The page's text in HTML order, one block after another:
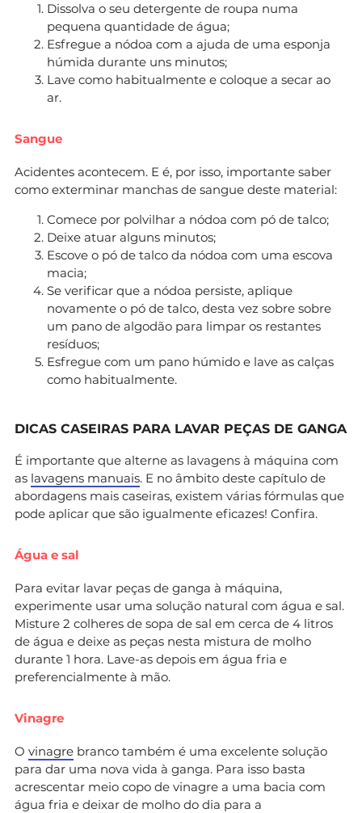
Dissolva o seu detergente de roupa numa
pequena quantidade de água;
Esfregue a nódoa com a ajuda de uma esponja
húmida durante uns minutos;
Lave como habitualmente e coloque a secar ao
ar.
Sangue
Acidentes acontecem. E é, por isso, importante saber
como exterminar manchas de sangue deste material:
Comece por polvilhar a nódoa com pó de talco;
Deixe atuar alguns minutos;
Escove o pó de talco da nódoa com uma escova
macia;
Se verificar que a nódoa persiste, aplique
novamente o pó de talco, desta vez sobre sobre
um pano de algodão para limpar os restantes
resíduos;
Esfregue com um pano húmido e lave as calças
como habitualmente.
DICAS CASEIRAS PARA LAVAR PEÇAS DE GANGA
É importante que alterne as lavagens à máquina com
as lavagens manuais. E no âmbito deste capítulo de
abordagens mais caseiras, existem várias fórmulas que
pode aplicar que são igualmente eficazes! Confira.
Água e sal
Para evitar lavar peças de ganga à máquina,
experimente usar uma solução natural com água e sal.
Misture 2 colheres de sopa de sal em cerca de 4 litros
de água e deixe as peças nesta mistura de molho
durante 1 hora. Lave-as depois em água fria e
preferencialmente à mão.
Vinagre
O vinagre branco também é uma excelente solução
para dar uma nova vida à ganga. Para isso basta
acrescentar meio copo de vinagre a uma bacia com
água fria e deixar de molho do dia para a